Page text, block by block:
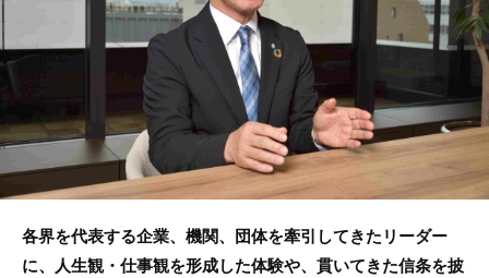
k
各界を代表する企業、機関、団体を牽引してきたリーダー
に、人生観・仕事観を形成した体験や、貫いてきた信条を披